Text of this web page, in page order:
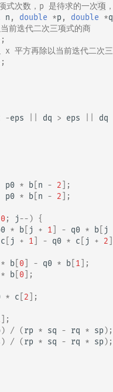
次数，p 是待求的一次项
n , double *p , double *q
迭代二次三项式的商
方再除以当前迭代二次三
-eps dq > eps
dq
p0 * b n - 2 ];
p0 * b n - 2 ];
0; j--) {
* b j + 1 - q0 * b j
c j + 1 - q0 * c j + 2
* b 0 - q0 * b 1 ];
* b 0 ];
* c 2 ];
];
) / (rp * sq - rq * sp);
) / (rp * sq - rq * sp);